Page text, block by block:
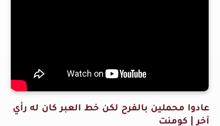
عادوا محملين بالفرح لكن خط العبر كان له رأي
آخر | كومنت